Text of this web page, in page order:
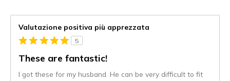
Valutazione positiva più apprezzata
5
These are fantastic!
I got these for my husband. He can be very difficult to fit